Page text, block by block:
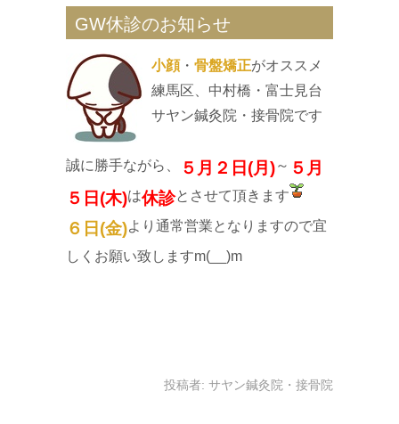
GW休診のお知らせ
小顔・ 骨盤矯正がオススメ
練馬区、中村橋・富士見台
サヤン鍼灸院・接骨院です
誠に勝手ながら、 ５月２日(月)～ ５月
５日(木)は休診とさせて頂きます
６日(金)より通常営業となりますので宜
しくお願い致しますm(__)m
投稿者: サヤン鍼灸院・接骨院